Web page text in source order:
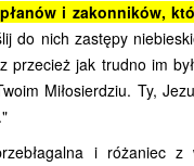
i zakonników,
do nich zastępy
przecież jak trudno im
Miłosierdziu. Ty,
i różaniec z